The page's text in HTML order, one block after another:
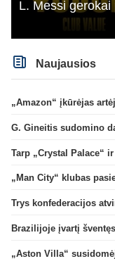
L. Messi gerokai
Naujausios
„Amazon“ įkūrėjas
G. Gineitis sudomino
Trys konfederacijos
„Aston Villa“